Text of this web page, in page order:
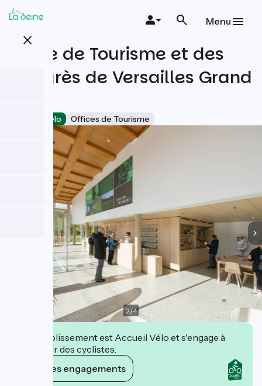
Aller
au
principal
close
Menu
Office de Tourisme et des
Congrès de Versailles Grand
Accueil Vélo Offices de Tourisme
2/4
Cet établissement est Accueil Vélo et s'engage à
accueillir des cyclistes.
Voir ses engagements